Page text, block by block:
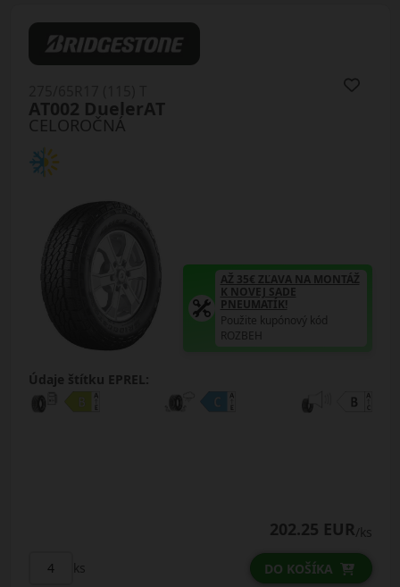
CELOROČNÁ
AT002 DuelerAT
AŽ 35€ ZĽAVA NA MONTÁŽ
K NOVEJ SADE
PNEUMATÍK!
Použite kupónový kód
ROZBEH
Údaje štítku EPREL:
202.25 EUR/ks
ks DO KOŠÍKA